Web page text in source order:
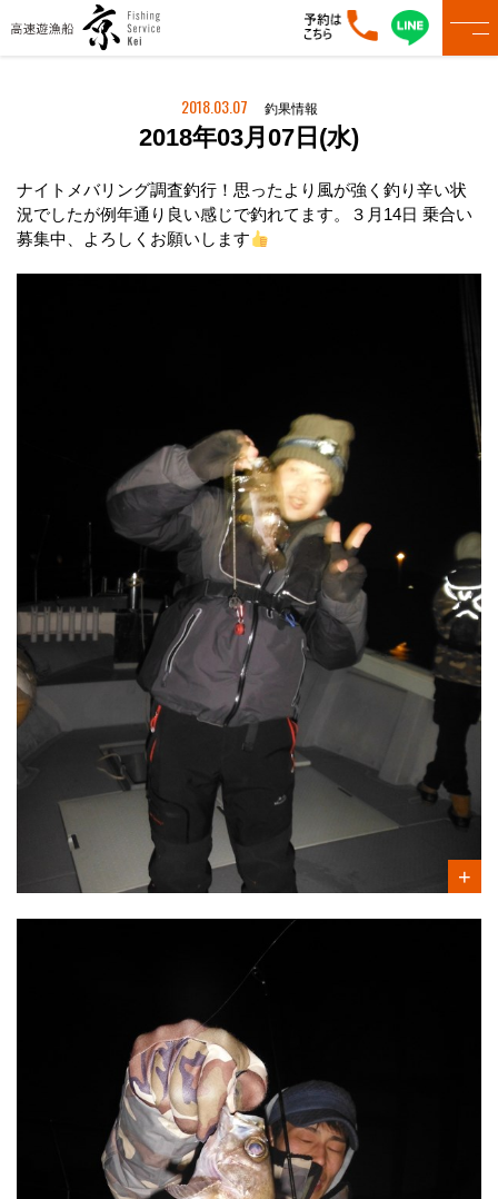
2018.03.07 釣果情報
2018年03月07日(水)
ナイトメバリング調査釣行！思ったより風が強く釣り辛い状
況でしたが例年通り良い感じで釣れてます。３月14日 乗合い
募集中、よろしくお願いします